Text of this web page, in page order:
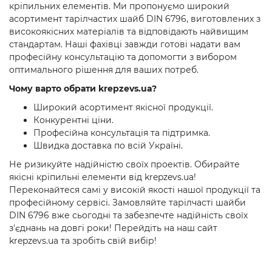
кріпильних елементів. Ми пропонуємо широкий
асортимент тарілчастих шайб DIN 6796, виготовлених з
високоякісних матеріалів та відповідають найвищим
стандартам. Наші фахівці завжди готові надати вам
професійну консультацію та допомогти з вибором
оптимального рішення для ваших потреб.
Чому варто обрати krepzevs.ua?
Широкий асортимент якісної продукції.
Конкурентні ціни.
Професійна консультація та підтримка.
Швидка доставка по всій Україні.
Не ризикуйте надійністю своїх проектів. Обирайте
якісні кріпильні елементи від krepzevs.ua!
Переконайтеся самі у високій якості нашої продукції та
професійному сервісі. Замовляйте тарілчасті шайби
DIN 6796 вже сьогодні та забезпечте надійність своїх
з'єднань на довгі роки! Перейдіть на наш сайт
krepzevs.ua та зробіть свій вибір!